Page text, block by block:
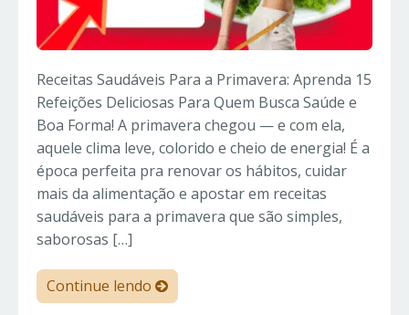
Receitas Saudáveis Para a Primavera: Aprenda 15
Refeições Deliciosas Para Quem Busca Saúde e
Boa Forma! A primavera chegou — e com ela,
aquele clima leve, colorido e cheio de energia! É a
época perfeita pra renovar os hábitos, cuidar
mais da alimentação e apostar em receitas
saudáveis para a primavera que são simples,
saborosas […]
Continue lendo